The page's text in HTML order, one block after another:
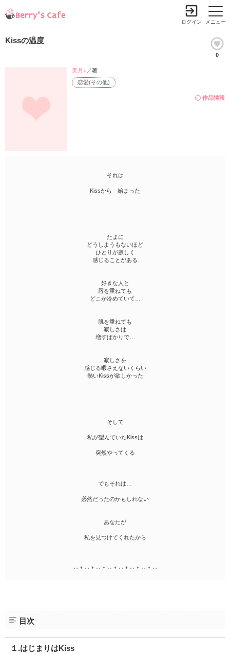
メニュー
ログイン
Kissの温度
0
作品情報
恋愛(その他)
美月♪ ／著
それは
Kissから 始まった
たまに
どうしようもないほど
ひとりが寂しく
感じることがある
好きな人と
唇を重ねても
どこか冷めていて…
肌を重ねても
寂しさは
増すばかりで…
寂しさを
感じる暇さえないくらい
熱いKissが欲しかった
そして
私が望んでいたKissは
突然やってくる
でもそれは…
必然だったのかもしれない
あなたが
私を見つけてくれたから
‥＊‥＊‥＊‥＊‥＊‥＊‥＊‥
目次
１.はじまりはKiss